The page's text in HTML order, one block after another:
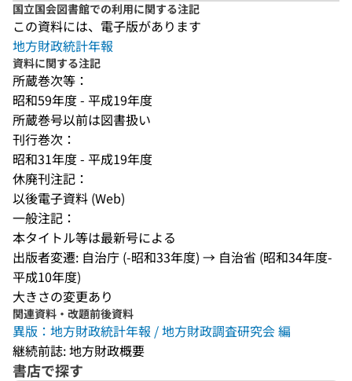
国立国会図書館での利用に関する注記
この資料には、電子版があります
地方財政統計年報
資料に関する注記
所蔵巻次等：
昭和59年度 - 平成19年度
所蔵巻号以前は図書扱い
刊行巻次：
昭和31年度 - 平成19年度
休廃刊注記：
以後電子資料 (Web)
一般注記：
本タイトル等は最新号による
出版者変遷: 自治庁 (-昭和33年度) → 自治省 (昭和34年度-
平成10年度)
大きさの変更あり
関連資料・改題前後資料
異版：地方財政統計年報 / 地方財政調査研究会 編
継続前誌: 地方財政概要
書店で探す